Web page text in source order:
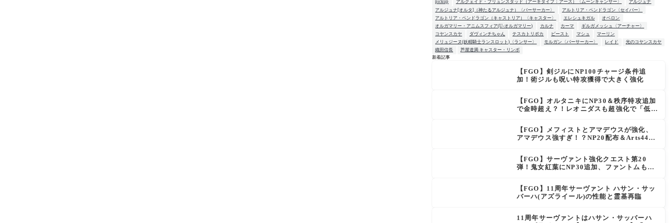
pickup アルクェイド・ブリュンスタッド（アーキタイプ：アース）〈ムーンキャンサー〉
アルジュナ
アルジュナ[オルタ]（神たるアルジュナ）〈バーサーカー〉
アルトリア・ペンドラゴン〈セイバー〉
アルトリア・ペンドラゴン（キャストリア）〈キャスター〉
エレシュキガル
オベロン
オルガマリー・アニムスフィア(U-オルガマリー)
カルナ カーマ
ギルガメッシュ〈アーチャー〉
コヤンスカヤ
ダヴィンチちゃん テスカトリポカ ビースト マシュ
マーリン
メリュジーヌ(妖精騎士ランスロット)〈ランサー〉
モルガン〈バーサーカー〉 レイド
光のコヤンスカヤ
織田信長
芦屋道満 キャスター・リンボ
新着記事
【FGO】剣ジルにNP100チャージ条件追
加！術ジルも呪い特攻獲得で大きく強化
【FGO】オルタニキにNP30＆秩序特攻追加
で金時超え？！レオニダスも超強化で「低レ
【FGO】メフィストとアマデウスが強化、
アマデウス強すぎ！？NP20配布＆Arts44％
【FGO】サーヴァント強化クエスト第20
弾！鬼女紅葉にNP30追加、ファントムも大
【FGO】11周年サーヴァント ハサン・サッ
バーハ(アズライール)の性能と霊基再臨
11周年サーヴァントはハサン・サッバーハ